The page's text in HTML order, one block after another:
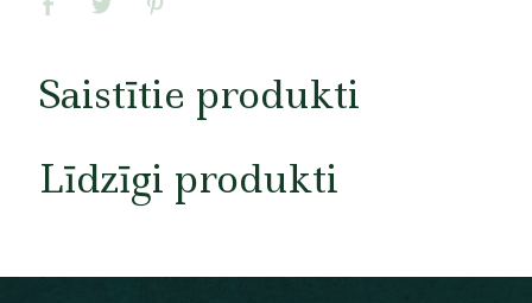
Saistītie produkti
Līdzīgi produkti